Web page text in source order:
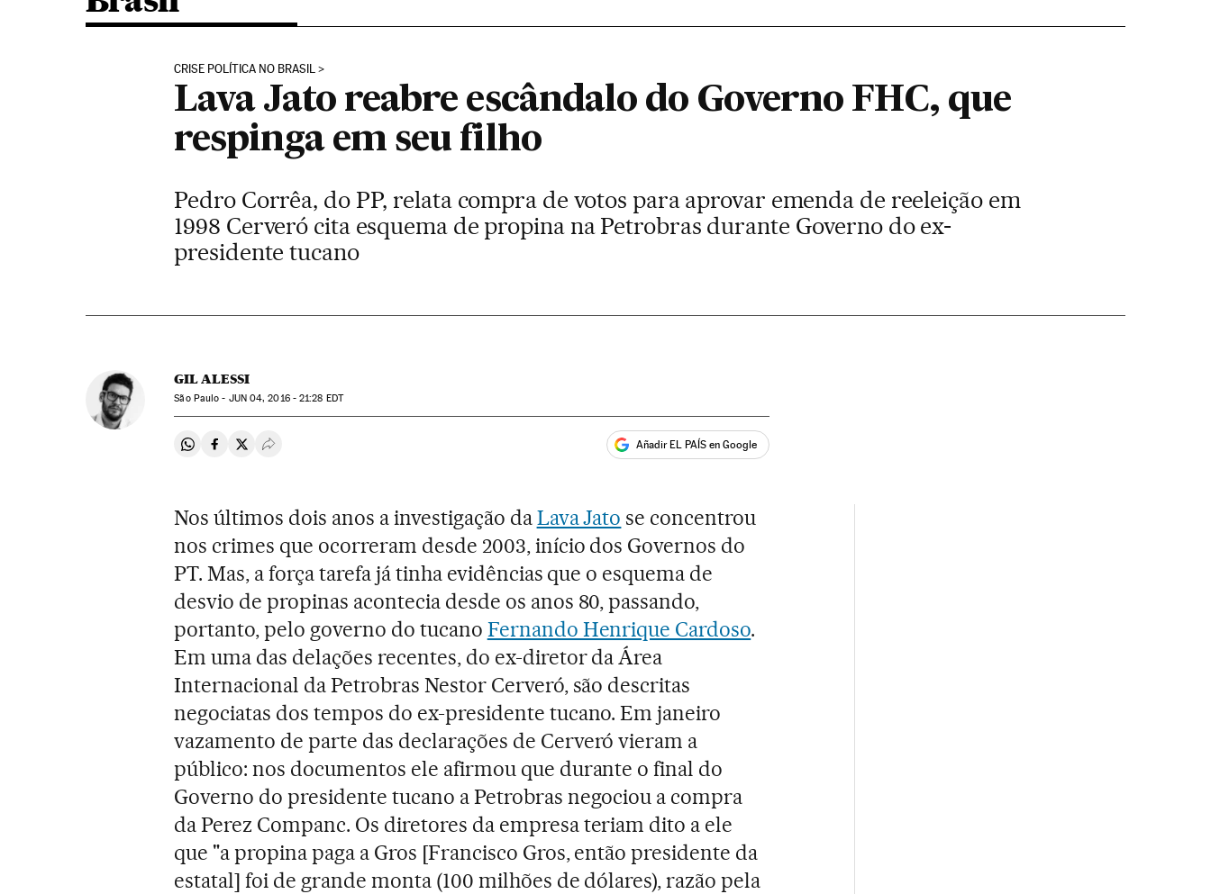
CRISE POLÍTICA NO BRASIL
Lava Jato reabre escândalo do Governo FHC, que
respinga em seu filho
Pedro Corrêa, do PP, relata compra de votos para aprovar emenda de reeleição em
1998 Cerveró cita esquema de propina na Petrobras durante Governo do ex-
presidente tucano
GIL ALESSI
São Paulo - JUN04, 2016 - 21:28 EDT
Compartir en Whatsapp
Compartir en Facebook
Compartir en Twitter
Desplegar Redes Sociales Añadir EL PAÍS en Google
Nos últimos dois anos a investigação daLava Jato se concentrou
nos crimes que ocorreram desde 2003, início dos Governos do
PT. Mas, a força tarefa já tinha evidências que o esquema de
desvio de propinas acontecia desde os anos 80, passando,
portanto, pelo governo do tucano Fernando Henrique Cardoso.
Em uma das delações recentes, do ex-diretor da Área
Internacional da Petrobras Nestor Cerveró, são descritas
negociatas dos tempos do ex-presidente tucano. Em janeiro
vazamento de parte das declarações de Cerveró vieram a
público: nos documentos ele afirmou que durante o final do
Governo do presidente tucano a Petrobras negociou a compra
da Perez Companc. Os diretores da empresa teriam dito a ele
que "a propina paga a Gros [Francisco Gros, então presidente da
estatal] foi de grande monta (100 milhões de dólares), razão pela